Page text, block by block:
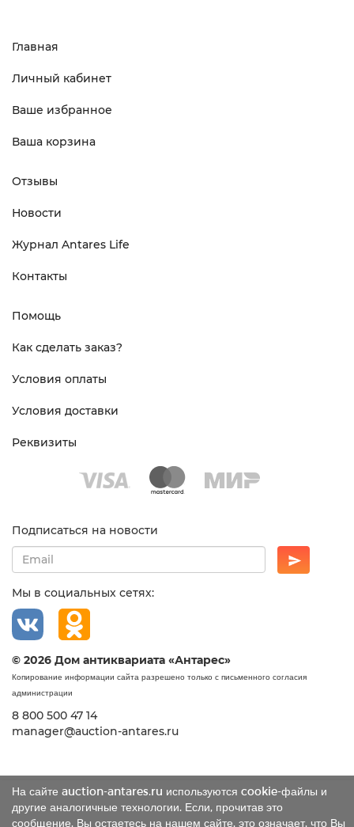
На сайте auction-antares.ru используются cookie-файлы и
другие аналогичные технологии. Если, прочитав это
сообщение, Вы остаетесь на нашем сайте, это означает, что Вы
Главная
Личный кабинет
Ваше избранное
Ваша корзина
Отзывы
Новости
Журнал Antares Life
Контакты
Помощь
Как сделать заказ?
Условия оплаты
Условия доставки
Реквизиты
Подписаться на новости
Мы в социальных сетях:
© 2026 Дом антиквариата «Антарес»
Копирование информации сайта разрешено только с письменного согласия
администрации
8 800 500 47 14
manager@auction-antares.ru